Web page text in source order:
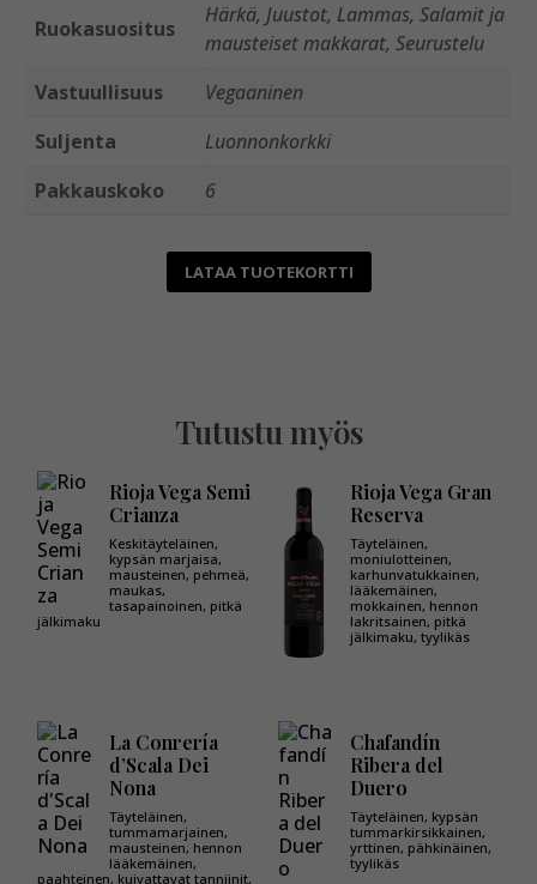
Ruokasuositus
Härkä, Juustot, Lammas, Salamit ja
mausteiset makkarat, Seurustelu
Vastuullisuus
Vegaaninen
Suljenta
Luonnonkorkki
Pakkauskoko
6
LATAA TUOTEKORTTI
Tutustu myös
Rioja Vega Semi
Crianza
Keskitäyteläinen,
kypsän marjaisa,
mausteinen, pehmeä,
maukas,
tasapainoinen, pitkä
jälkimaku
Rioja Vega Gran
Reserva
Täyteläinen,
moniulotteinen,
karhunvatukkainen,
lääkemäinen,
mokkainen, hennon
lakritsainen, pitkä
jälkimaku, tyylikäs
La Conrería
d’Scala Dei
Nona
Täyteläinen,
tummamarjainen,
mausteinen, hennon
lääkemäinen,
paahteinen, kuivattavat tanniinit,
Chafandín
Ribera del
Duero
Täyteläinen, kypsän
tummarkirsikkainen,
yrttinen, pähkinäinen,
tyylikäs